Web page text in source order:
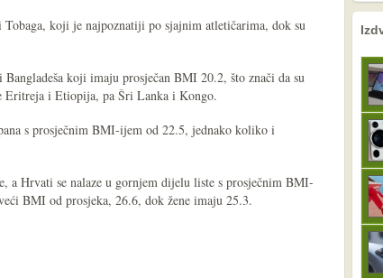
koji je najpoznatiji po sjajnim atletičarima, dok su
koji imaju prosječan BMI 20.2, što znači da su
Eritreja i Etiopija, pa Šri Lanka i Kongo.
s prosječnim BMI-ijem od 22.5, jednako koliko i
a Hrvati se nalaze u gornjem dijelu liste s prosječnim BMI-
BMI od prosjeka, 26.6, dok žene imaju 25.3.
nema prethodne
sljedeće